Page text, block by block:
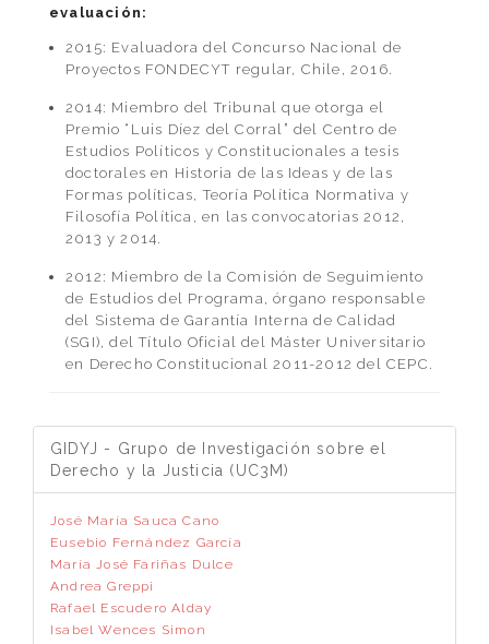
evaluación:
2015: Evaluadora del Concurso Nacional de
Proyectos FONDECYT regular, Chile, 2016.
2014: Miembro del Tribunal que otorga el
Premio “Luis Díez del Corral” del Centro de
Estudios Políticos y Constitucionales a tesis
doctorales en Historia de las Ideas y de las
Formas políticas, Teoría Política Normativa y
Filosofía Política, en las convocatorias 2012,
2013 y 2014.
2012: Miembro de la Comisión de Seguimiento
de Estudios del Programa, órgano responsable
del Sistema de Garantía Interna de Calidad
(SGI), del Título Oficial del Máster Universitario
en Derecho Constitucional 2011-2012 del CEPC.
GIDYJ - Grupo de Investigación sobre el
Derecho y la Justicia (UC3M)
José María Sauca Cano
Eusebio Fernández García
María José Fariñas Dulce
Andrea Greppi
Rafael Escudero Alday
Isabel Wences Simon